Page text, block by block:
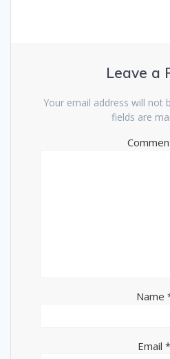
Leave a
Your email address will not
fields are
Name
Email *